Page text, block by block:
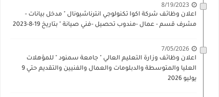
8/19/2023
اعلان وظائف شركة اكوا تكنولوجي انترناشيونال " مدخل بيانات -
مشرف قسم - عمال -مندوب تحصيل -فني صيانة " بتاريخ 19-8-2023
7/05/2026
اعلان وظائف وزارة التعليم العالي " جامعة سمنود " للمؤهلات
العليا والمتوسطة والدبلومات والعمال والفنيين والتقديم حتي 9
يوليو 2026